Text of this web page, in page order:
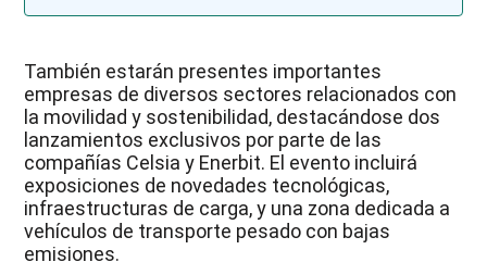
También estarán presentes importantes
empresas de diversos sectores relacionados con
la movilidad y sostenibilidad, destacándose dos
lanzamientos exclusivos por parte de las
compañías Celsia y Enerbit. El evento incluirá
exposiciones de novedades tecnológicas,
infraestructuras de carga, y una zona dedicada a
vehículos de transporte pesado con bajas
emisiones.